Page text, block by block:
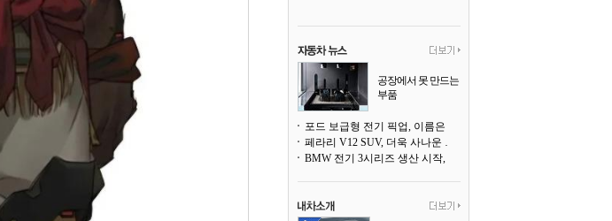
공장에서 못 만드는
부품
어낸다
페라리 V12 SUV, 더욱 사나운 얼굴로 돌아온다